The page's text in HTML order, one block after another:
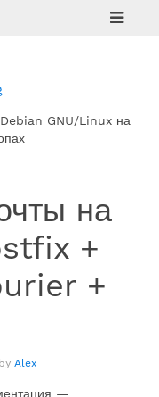
Debian GNU/Linux на
на
+
+
Alex
—